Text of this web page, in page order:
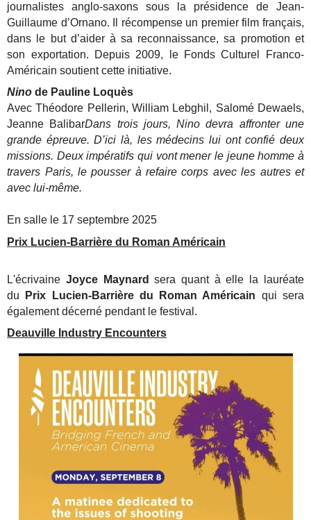
journalistes anglo-saxons sous la présidence de Jean-
Guillaume d’Ornano. Il récompense un premier film français,
dans le but d’aider à sa reconnaissance, sa promotion et
son exportation. Depuis 2009, le Fonds Culturel Franco-
Américain soutient cette initiative.
Ninode Pauline Loquès
Avec Théodore Pellerin, William Lebghil, Salomé Dewaels,
Jeanne BalibarDans trois jours, Nino devra affronter une
grande épreuve. D’ici là, les médecins lui ont confié deux
missions. Deux impératifs qui vont mener le jeune homme à
travers Paris, le pousser à refaire corps avec les autres et
avec lui-même.
En salle le 17 septembre 2025
Prix Lucien-Barrière du Roman Américain
L'écrivaine Joyce Maynard sera quant à elle la lauréate
du
Prix Lucien-Barrière du Roman Américain qui sera
également décerné pendant le festival.
Deauville Industry Encounters